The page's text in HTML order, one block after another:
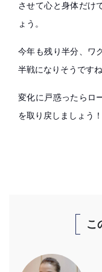
させて心と身体だけ
ょう。
今年も残り半分、ワ
半戦になりそうですね
変化に戸惑ったらロ
を取り戻しましょう！
こ